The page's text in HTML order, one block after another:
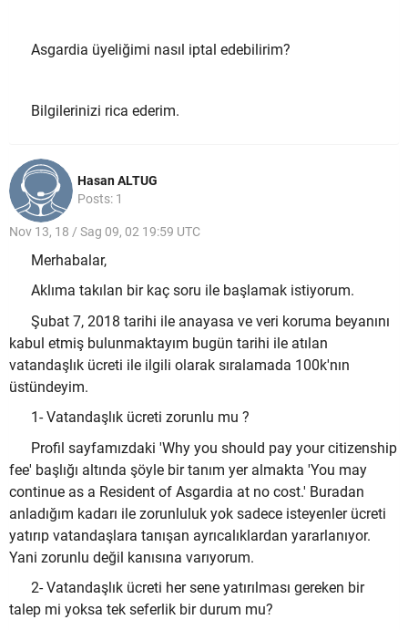
Asgardia üyeliğimi nasıl iptal edebilirim?
Bilgilerinizi rica ederim.
Hasan ALTUG
Posts: 1
Nov 13, 18 / Sag 09, 02 19:59 UTC
Merhabalar,
Aklıma takılan bir kaç soru ile başlamak istiyorum.
Şubat 7, 2018 tarihi ile anayasa ve veri koruma beyanını
kabul etmiş bulunmaktayım bugün tarihi ile atılan
vatandaşlık ücreti ile ilgili olarak sıralamada 100k'nın
üstündeyim.
1- Vatandaşlık ücreti zorunlu mu ?
Profil sayfamızdaki 'Why you should pay your citizenship
fee' başlığı altında şöyle bir tanım yer almakta 'You may
continue as a Resident of Asgardia at no cost.' Buradan
anladığım kadarı ile zorunluluk yok sadece isteyenler ücreti
yatırıp vatandaşlara tanışan ayrıcalıklardan yararlanıyor.
Yani zorunlu değil kanısına varıyorum.
2- Vatandaşlık ücreti her sene yatırılması gereken bir
talep mi yoksa tek seferlik bir durum mu?